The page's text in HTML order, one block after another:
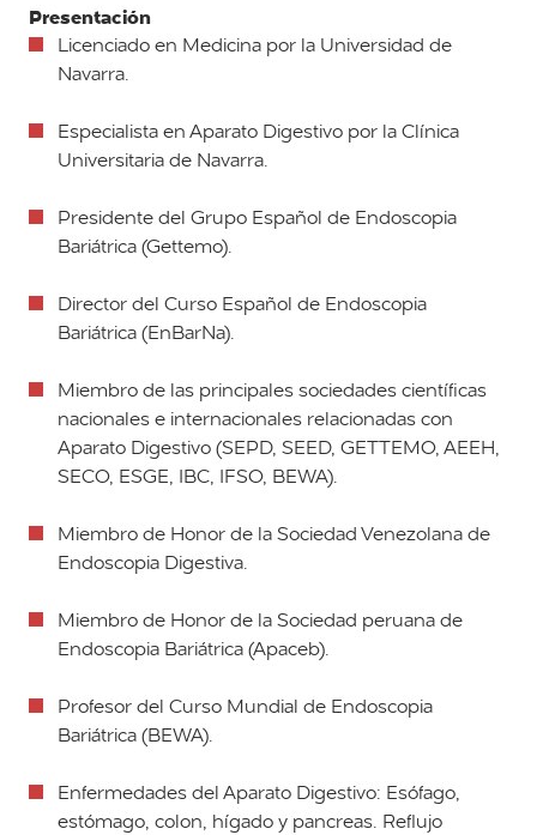
Presentación
Licenciado en Medicina por la Universidad de
Navarra.
Especialista en Aparato Digestivo por la Clínica
Universitaria de Navarra.
Presidente del Grupo Español de Endoscopia
Bariátrica (Gettemo).
Director del Curso Español de Endoscopia
Bariátrica (EnBarNa).
Miembro de las principales sociedades científicas
nacionales e internacionales relacionadas con
Aparato Digestivo (SEPD, SEED, GETTEMO, AEEH,
SECO, ESGE, IBC, IFSO, BEWA).
Miembro de Honor de la Sociedad Venezolana de
Endoscopia Digestiva.
Miembro de Honor de la Sociedad peruana de
Endoscopia Bariátrica (Apaceb).
Profesor del Curso Mundial de Endoscopia
Bariátrica (BEWA).
Enfermedades del Aparato Digestivo: Esófago,
estómago, colon, hígado y pancreas. Reflujo